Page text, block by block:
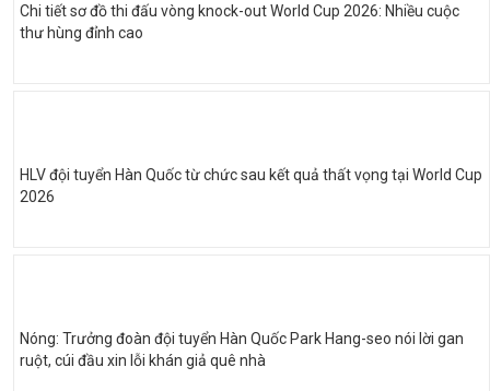
Chi tiết sơ đồ thi đấu vòng knock-out World Cup 2026: Nhiều cuộc
thư hùng đỉnh cao
HLV đội tuyển Hàn Quốc từ chức sau kết quả thất vọng tại World Cup
2026
Nóng: Trưởng đoàn đội tuyển Hàn Quốc Park Hang-seo nói lời gan
ruột, cúi đầu xin lỗi khán giả quê nhà